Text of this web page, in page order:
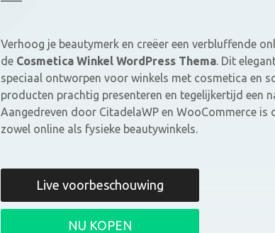
Verhoog je beautymerk en creëer een verbluffende
de Cosmetica Winkel WordPress Thema. Dit
speciaal ontworpen voor winkels met cosmetica en
producten prachtig presenteren en tegelijkertijd een
Aangedreven door CitadelaWP en WooCommerce
zowel online als fysieke beautywinkels.
Live voorbeschouwing
NU KOPEN